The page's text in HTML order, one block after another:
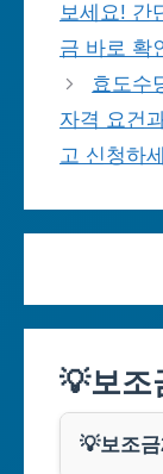
보세요! 간
금 바로 확
효도수
자격 요건
고 신청하
💡보조
💡보조